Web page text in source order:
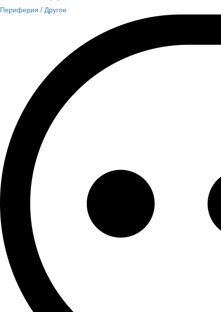
Периферия / Другое